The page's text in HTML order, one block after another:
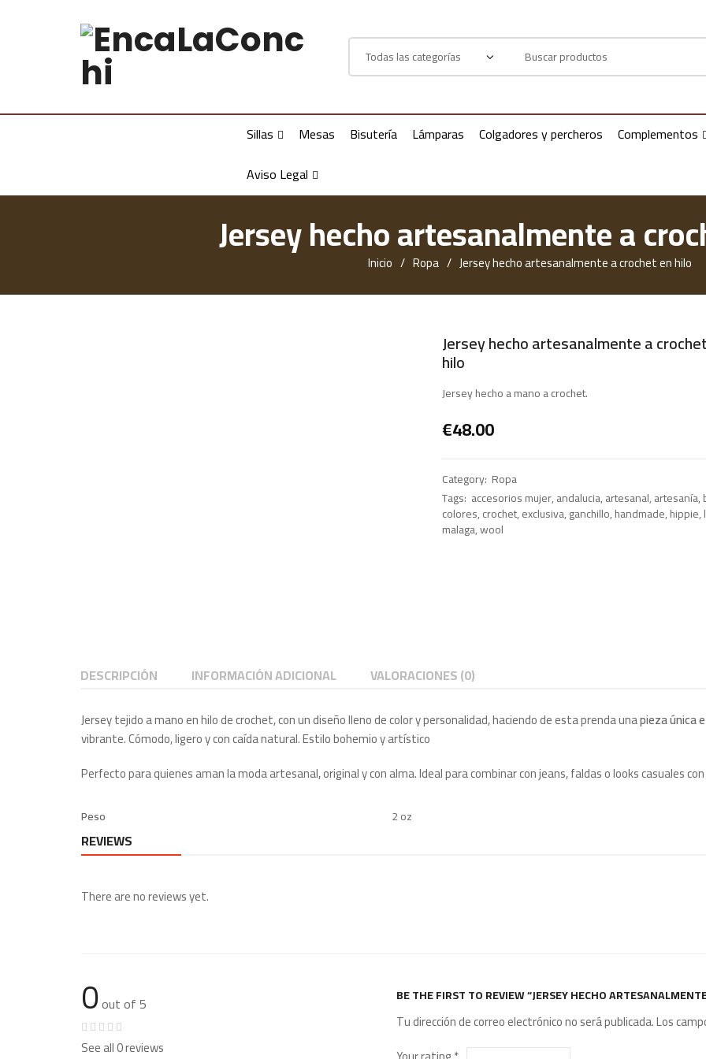
search
Sillas Mesas Bisutería Lámparas Colgadores y percheros Complementos
Aviso Legal
Jersey hecho artesanalmente a
Inicio Ropa Jersey hecho artesanalmente a crochet en hilo
Jersey hecho artesanalmente a
hilo
Jersey hecho a mano a crochet.
€48.00
Category: Ropa
Tags: accesorios mujer,andalucia,artesanal,artesanía,
colores,crochet,exclusiva,ganchillo,handmade,hippie,
malaga,wool
DESCRIPCIÓN INFORMACIÓN ADICIONAL VALORACIONES (0)
Jersey tejido a mano en hilo de crochet, con un diseño lleno de color y personalidad, haciendo de esta prenda unapieza única
vibrante. Cómodo, ligero y con caída natural. Estilo bohemio y artístico
Perfecto para quienes aman la moda artesanal, original y con alma. Ideal para combinar con jeans, faldas o looks casuales
Peso 2 oz
REVIEWS
There are no reviews yet.
0out of 5
See all 0 reviews
BE THE FIRST TO REVIEW “JERSEY HECHO
Tu dirección de correo electrónico no será publicada.Los